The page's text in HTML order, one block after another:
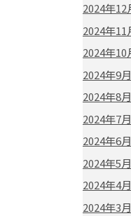
2024年12
2024年11
2024年10
2024年9月
2024年8月
2024年7月
2024年6月
2024年5月
2024年4月
2024年3月